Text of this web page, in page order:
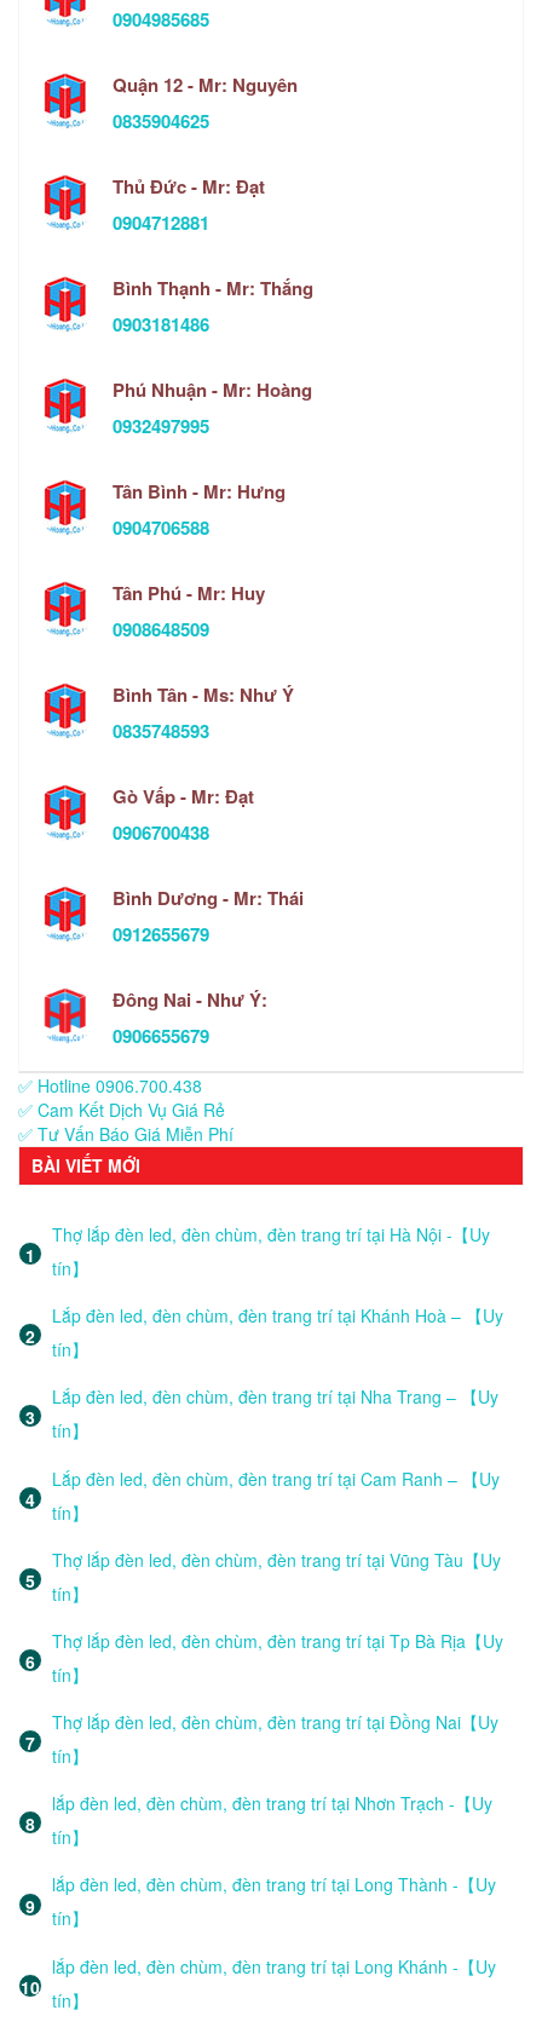
0904985685
Quận 12 - Mr: Nguyên
0835904625
Thủ Đức - Mr: Đạt
0904712881
Bình Thạnh - Mr: Thắng
0903181486
Phú Nhuận - Mr: Hoàng
0932497995
Tân Bình - Mr: Hưng
0904706588
Tân Phú - Mr: Huy
0908648509
Bình Tân - Ms: Như Ý
0835748593
Gò Vấp - Mr: Đạt
0906700438
Bình Dương - Mr: Thái
0912655679
Đông Nai - Như Ý:
0906655679
✅ Hotline 0906.700.438
✅ Cam Kết Dịch Vụ Giá Rẻ
✅ Tư Vấn Báo Giá Miễn Phí
BÀI VIẾT MỚI
Thợ lắp đèn led, đèn chùm, đèn trang trí tại Hà Nội -【Uy
tín】
Lắp đèn led, đèn chùm, đèn trang trí tại Khánh Hoà – 【Uy
tín】
Lắp đèn led, đèn chùm, đèn trang trí tại Nha Trang – 【Uy
tín】
Lắp đèn led, đèn chùm, đèn trang trí tại Cam Ranh – 【Uy
tín】
Thợ lắp đèn led, đèn chùm, đèn trang trí tại Vũng Tàu【Uy
tín】
Thợ lắp đèn led, đèn chùm, đèn trang trí tại Tp Bà Rịa【Uy
tín】
Thợ lắp đèn led, đèn chùm, đèn trang trí tại Đồng Nai【Uy
tín】
lắp đèn led, đèn chùm, đèn trang trí tại Nhơn Trạch -【Uy
tín】
lắp đèn led, đèn chùm, đèn trang trí tại Long Thành -【Uy
tín】
lắp đèn led, đèn chùm, đèn trang trí tại Long Khánh -【Uy
tín】